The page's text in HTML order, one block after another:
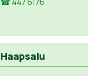
Haapsalu